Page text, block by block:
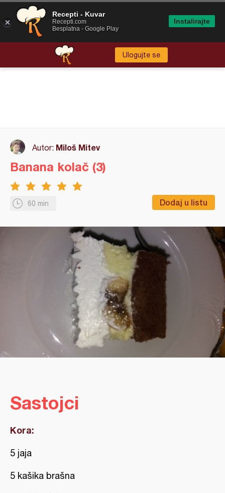
Ulogujte se
Autor: Miloš Mitev
60 min Dodaj u listu
Banana kolač (3)
Sastojci
Kora:
5 jaja
5 kašika brašna
Recepti - Kuvar
Recepti.com
Besplatna - Google Play
Instalirajte